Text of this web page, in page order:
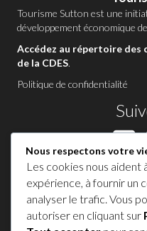
Tourisme Sutton est une
développement économique
Accédez au répertoire des
de la CDES.
Politique de confidentialité
1
Nous respectons votre
Les cookies nous
expérience, à fournir un
analyser le trafic. Vous
autoriser en cliquant sur